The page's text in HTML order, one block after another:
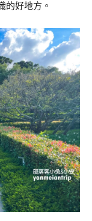
的好地方。